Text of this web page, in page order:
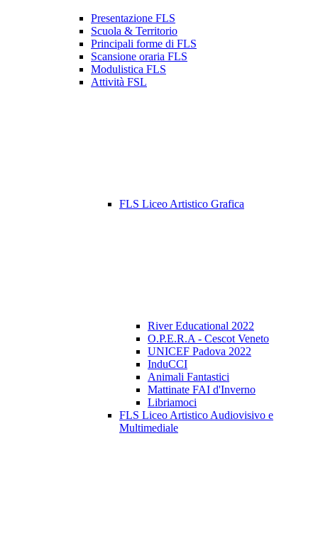
Presentazione FLS
Scuola & Territorio
Principali forme di FLS
Scansione oraria FLS
Modulistica FLS
Attività FSL
FLS Liceo Artistico Grafica
River Educational 2022
O.P.E.R.A - Cescot Veneto
UNICEF Padova 2022
InduCCI
Animali Fantastici
Mattinate FAI d'Inverno
Libriamoci
FLS Liceo Artistico Audiovisivo e
Multimediale